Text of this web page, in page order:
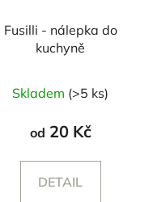
Fusilli - nálepka do
kuchyně
Skladem (>5 ks)
od 20 Kč
DETAIL